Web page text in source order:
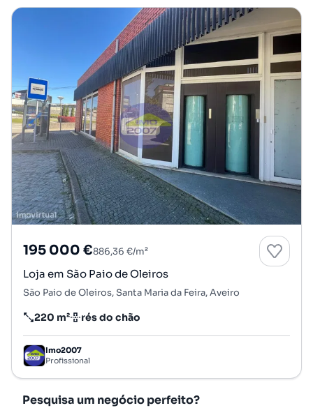
195 000 €886,36 €/m²
Loja em São Paio de Oleiros
São Paio de Oleiros, Santa Maria da Feira, Aveiro
Preço por metro quadrado
220 m²
Andar rés do chão
Imo2007
Profissional
Pesquisa um negócio perfeito?